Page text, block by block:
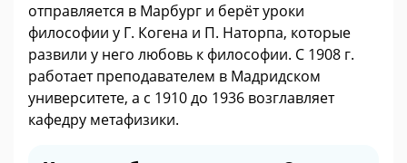
отправляется в Марбург и берёт уроки
философии у Г. Когена и П. Наторпа, которые
развили у него любовь к философии. С 1908 г.
работает преподавателем в Мадридском
университете, а с 1910 до 1936 возглавляет
кафедру метафизики.